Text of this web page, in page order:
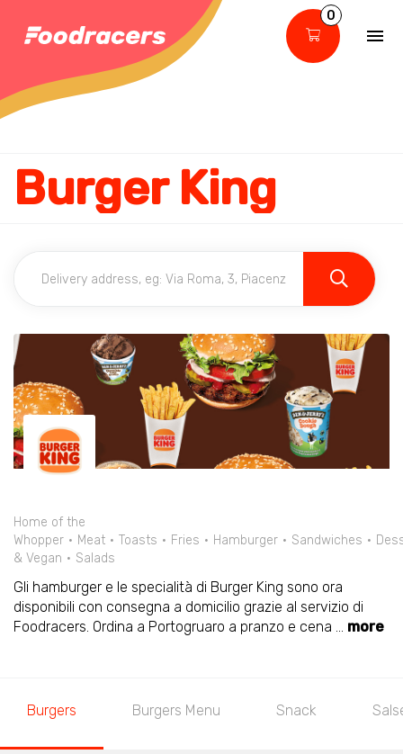
0
Burger King
Home of the
Whopper
Meat Toasts Fries Hamburger Sandwiches
& Vegan
Salads
Gli hamburger e le specialità di Burger King sono ora
disponibili con consegna a domicilio grazie al servizio di
Foodracers. Ordina a Portogruaro a pranzo e cena ... more
Burgers Burgers Menu Snack